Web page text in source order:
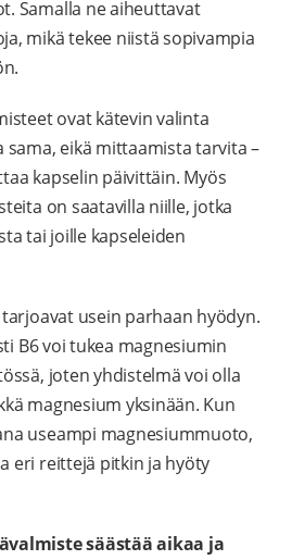
Samalla ne aiheuttavat
mikä tekee niistä sopivampia
ovat kätevin valinta
sama, eikä mittaamista tarvita –
kapselin päivittäin. Myös
on saatavilla niille, jotka
tai joille kapseleiden
tarjoavat usein parhaan hyödyn.
B6 voi tukea magnesiumin
joten yhdistelmä voi olla
magnesium yksinään. Kun
useampi magnesiummuoto,
eri reittejä pitkin ja hyöty
säästää aikaa ja